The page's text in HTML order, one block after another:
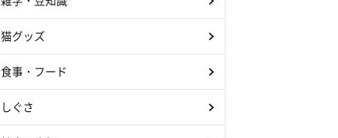
猫グッズ
食事・フード
しぐさ